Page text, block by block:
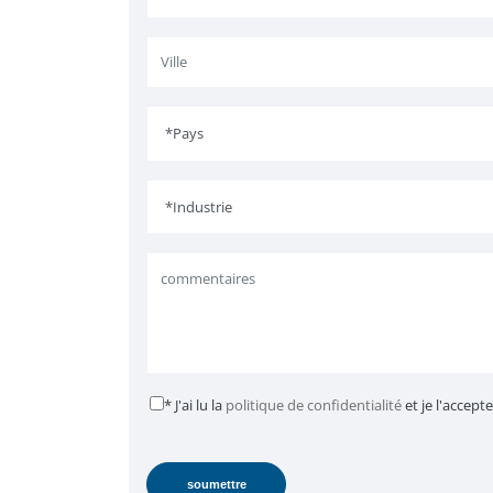
* J'ai lu la politique de confidentialitéet je